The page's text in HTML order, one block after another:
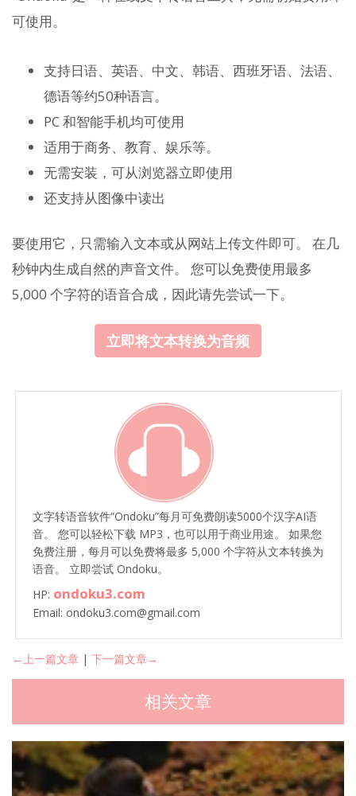
可使用。
支持日语、英语、中文、韩语、西班牙语、法语、
德语等约50种语言。
PC 和智能手机均可使用
适用于商务、教育、娱乐等。
无需安装，可从浏览器立即使用
还支持从图像中读出
要使用它，只需输入文本或从网站上传文件即可。 在几
秒钟内生成自然的声音文件。 您可以免费使用最多
5,000 个字符的语音合成，因此请先尝试一下。
立即将文本转换为音频
文字转语音软件“Ondoku”每月可免费朗读5000个汉字AI语
音。 您可以轻松下载 MP3，也可以用于商业用途。 如果您
免费注册，每月可以免费将最多 5,000 个字符从文本转换为
语音。 立即尝试 Ondoku。
HP: ondoku3.com
Email: ondoku3.com@gmail.com
←上一篇文章 | 下一篇文章→
相关文章